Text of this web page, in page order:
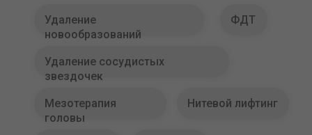
Удаление
новообразований
Удаление сосудистых
звездочек
Мезотерапия
головы
Нитевой лифтинг
ФДТ